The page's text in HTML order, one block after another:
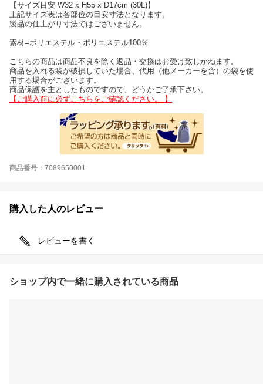
【サイズ目安 W32 x H55 x D17cm (30L)】
上記サイズ表は各部位の目安寸法となります。
製品の仕上がり寸法ではございません。
素材=ポリエステル・ポリエステル100％
こちらの商品は商品不良を除く返品・交換はお受け致しかねます。
商品を入れる袋が破損していた場合、代用（他メーカーを含）の袋を使
用する場合がございます。
商品保護を主としたものですので、どうかご了承下さい。
【ご購入前に必ずこちらをご確認ください。 】
商品番号：7089650001
購入した人のレビュー
レビューを書く
ショップ内で一緒に購入されている商品